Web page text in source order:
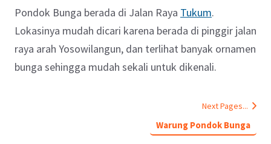
Pondok Bunga berada di Jalan Raya Tukum.
Lokasinya mudah dicari karena berada di pinggir jalan
raya arah Yosowilangun, dan terlihat banyak ornamen
bunga sehingga mudah sekali untuk dikenali.
Next Pages...
Warung Pondok Bunga